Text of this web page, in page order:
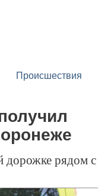
Происшествия
дорожке рядом с